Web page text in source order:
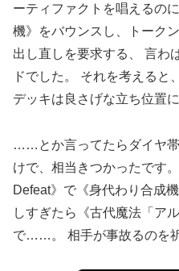
ーティファクトを唱えるの
機》をバウンスし、トーク
出し直しを要求する、 言わ
ドでした。 それを考えると
デッキは良さげな立ち位置
……とか言ってたらダイヤ
けで、相当きつかったです
Defeat》で《身代わり合成
しすぎたら《古代魔法「ア
で……。 相手が事故るのを祈